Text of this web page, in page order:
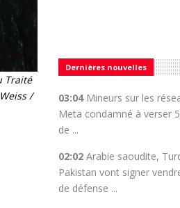
Traité
/
Dernières nouvelles
03:04 Mineurs sur les
Meta condamné à verser
de ...
02:02 Arabie saoudite,
Pakistan vont signer
de défense ...